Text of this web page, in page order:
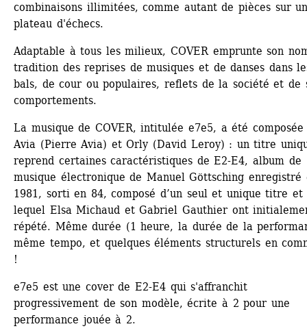
combinaisons illimitées, comme autant de pièces sur
plateau d'échecs.
Adaptable à tous les milieux, COVER emprunte son
tradition des reprises de musiques et de danses dans
bals, de cour ou populaires, reflets de la société et de
comportements.
La musique de COVER, intitulée e7e5, a été
Avia (Pierre Avia) et Orly (David Leroy) : un titre
reprend certaines caractéristiques de E2-E4, album de
musique électronique de Manuel Göttsching enregistré
1981, sorti en 84, composé d’un seul et unique titre et
lequel Elsa Michaud et Gabriel Gauthier ont
répété. Même durée (1 heure, la durée de la
même tempo, et quelques éléments structurels en
!
e7e5 est une cover de E2-E4 qui s'affranchit
progressivement de son modèle, écrite à 2 pour une
performance jouée à 2.